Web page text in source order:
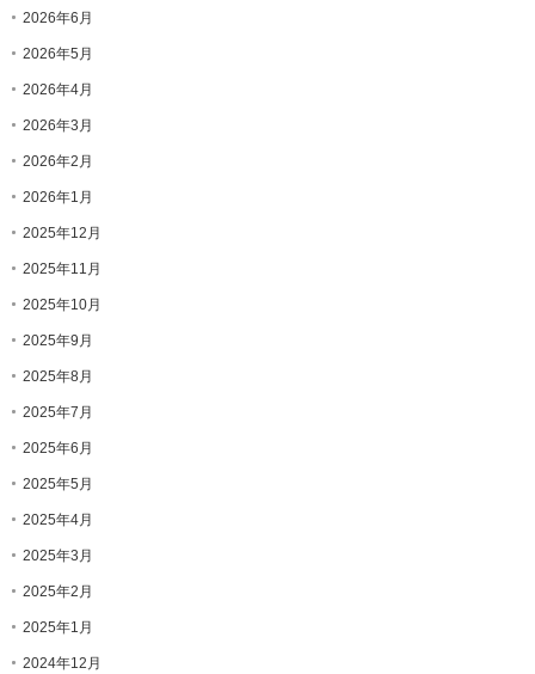
2026年6月
2026年5月
2026年4月
2026年3月
2026年2月
2026年1月
2025年12月
2025年11月
2025年10月
2025年9月
2025年8月
2025年7月
2025年6月
2025年5月
2025年4月
2025年3月
2025年2月
2025年1月
2024年12月